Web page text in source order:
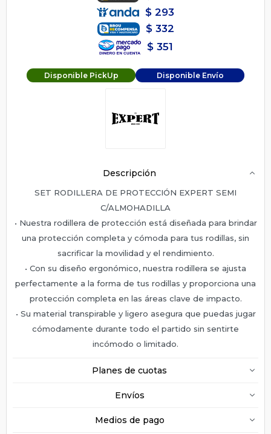
$ 293
$ 332
$ 351
Disponible PickUp Disponible Envío
Descripción
SET RODILLERA DE PROTECCIÓN EXPERT SEMI
C/ALMOHADILLA
• Nuestra rodillera de protección está diseñada para brindar
una protección completa y cómoda para tus rodillas, sin
sacrificar la movilidad y el rendimiento.
• Con su diseño ergonómico, nuestra rodillera se ajusta
perfectamente a la forma de tus rodillas y proporciona una
protección completa en las áreas clave de impacto.
• Su material transpirable y ligero asegura que puedas jugar
cómodamente durante todo el partido sin sentirte
incómodo o limitado.
Planes de cuotas
Envíos
Medios de pago